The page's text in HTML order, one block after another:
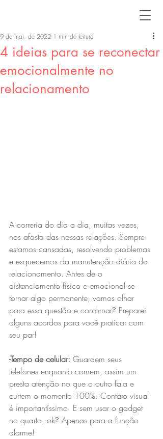
4 ideias para se reconectar
emocionalmente no
relacionamento
9 de mai. de 2022 1 min de leitura
A correria do dia a dia, muitas vezes,
nos afasta das nossas relações. Sempre
estamos cansadas, resolvendo problemas
e esquecemos da manutenção diária do
relacionamento. Antes de o
distanciamento físico e emocional se
tornar algo permanente, vamos olhar
para essa questão e contornar? Preparei
alguns acordos para você praticar com
seu par!
-Tempo de celular: Guardem seus
telefones enquanto comem, assim um
presta atenção no que o outro fala e
curtem o momento 100%. Contato visual
é importantíssimo. E sem usar o gadget
no quarto, ok? Apenas para a função
alarme!